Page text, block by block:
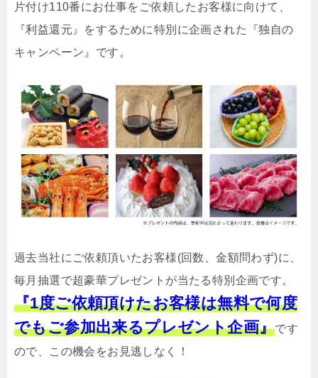
片付け110番にお仕事をご依頼したお客様に向けて、
『利益還元』をするために特別に企画された『独自の
キャンペーン』です。
過去当社にご依頼頂いたお客様(回数、金額問わず)に、
毎月抽選で超豪華プレゼントが当たる特別企画です。
『1度ご依頼頂けたお客様は無料で何度
でもご参加出来るプレゼント企画』です
ので、この機会をお見逃しなく！